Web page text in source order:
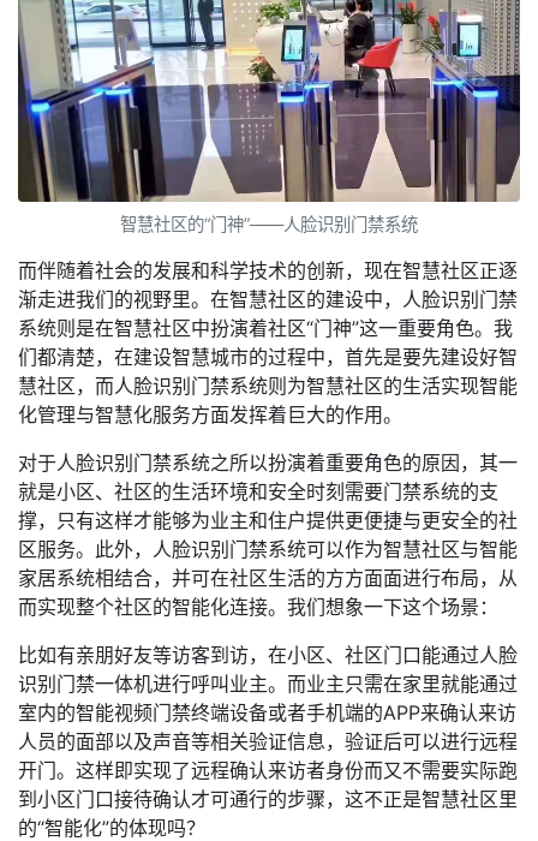
智慧社区的“门神”——人脸识别门禁系统
而伴随着社会的发展和科学技术的创新，现在智慧社区正逐
渐走进我们的视野里。在智慧社区的建设中，人脸识别门禁
系统则是在智慧社区中扮演着社区“门神”这一重要角色。我
们都清楚，在建设智慧城市的过程中，首先是要先建设好智
慧社区，而人脸识别门禁系统则为智慧社区的生活实现智能
化管理与智慧化服务方面发挥着巨大的作用。
对于人脸识别门禁系统之所以扮演着重要角色的原因，其一
就是小区、社区的生活环境和安全时刻需要门禁系统的支
撑，只有这样才能够为业主和住户提供更便捷与更安全的社
区服务。此外，人脸识别门禁系统可以作为智慧社区与智能
家居系统相结合，并可在社区生活的方方面面进行布局，从
而实现整个社区的智能化连接。我们想象一下这个场景：
比如有亲朋好友等访客到访，在小区、社区门口能通过人脸
识别门禁一体机进行呼叫业主。而业主只需在家里就能通过
室内的智能视频门禁终端设备或者手机端的APP来确认来访
人员的面部以及声音等相关验证信息，验证后可以进行远程
开门。这样即实现了远程确认来访者身份而又不需要实际跑
到小区门口接待确认才可通行的步骤，这不正是智慧社区里
的“智能化”的体现吗？